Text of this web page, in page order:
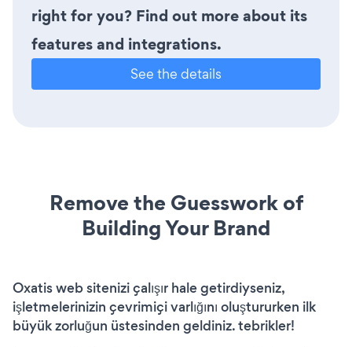
right for you? Find out more about its
features and integrations.
See the details
Remove the Guesswork of
Building Your Brand
Oxatis web sitenizi çalışır hale getirdiyseniz,
işletmelerinizin çevrimiçi varlığını oluştururken ilk
büyük zorluğun üstesinden geldiniz. tebrikler!